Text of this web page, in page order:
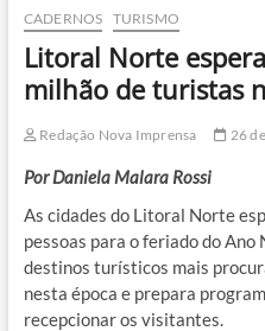
CADERNOS TURISMO
Litoral Norte
milhão de turistas
Redação Nova Imprensa 26
Por Daniela Malara Rossi
As cidades do Litoral Norte
pessoas para o feriado do Ano
destinos turísticos mais
nesta época e prepara
recepcionar os visitantes.